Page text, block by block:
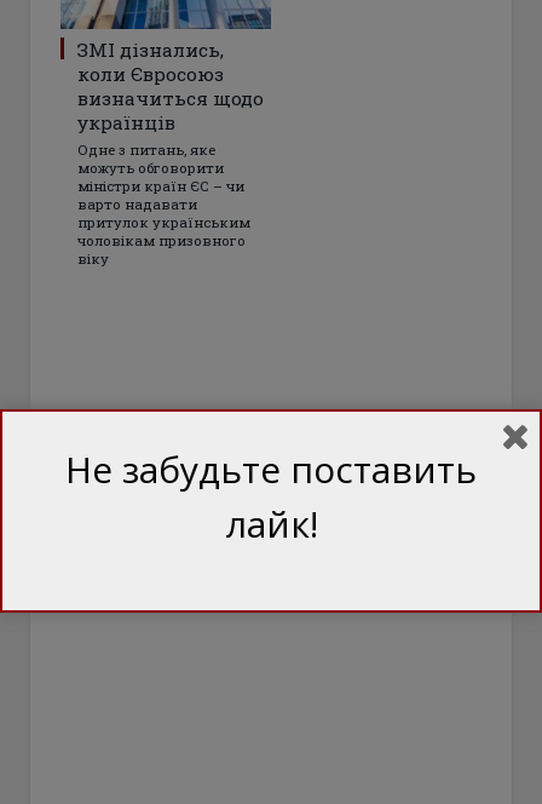
ЗМІ дізнались,
коли Євросоюз
визначиться щодо
українців
Одне з питань, яке
можуть обговорити
міністри країн ЄС – чи
варто надавати
притулок українським
чоловікам призовного
віку
Не забудьте поставить
лайк!